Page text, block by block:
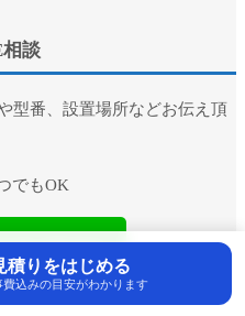
談
型番、設置場所などお伝え頂
でもOK
積りをはじめる
込みの目安がわかります